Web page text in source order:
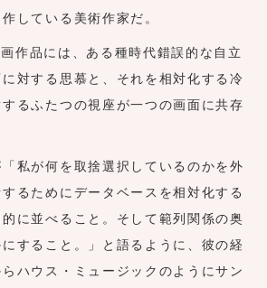
している美術作家だ。
作品には、ある種時代錯誤的な自立
対する思慕と、それを相対化する冷
るふたつの視座が一つの画面に共存
私が何を取捨選択しているのかを外
るためにデータベースを相対化する
に並べること。そして範列関係の奥
すること。」と語るように、彼の経
ハウス・ミュージックのようにサン